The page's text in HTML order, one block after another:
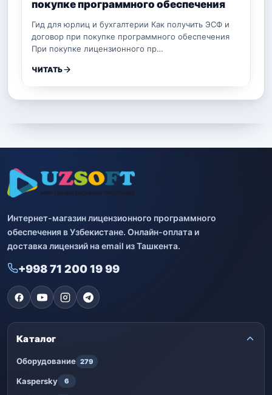
покупке программного обеспечения
Гид для юрлиц и бухгалтерии Как получить ЭСФ и
договор при покупке программного обеспечения
При покупке лицензионного пр…
ЧИТАТЬ
Интернет-магазин лицензионного программного
обеспечения в Узбекистане. Онлайн-оплата и
доставка лицензий на email из Ташкента.
+998 71 200 19 99
Каталог
Оборудование 279
Kaspersky 6